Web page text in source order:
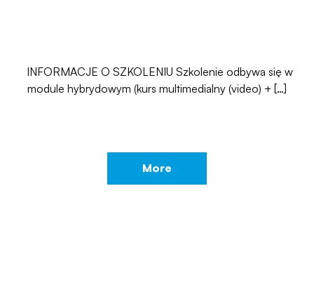
INFORMACJE O SZKOLENIU Szkolenie odbywa się w
module hybrydowym (kurs multimedialny (video) + […]
More